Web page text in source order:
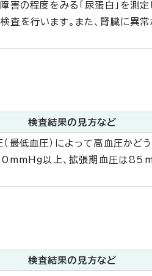
害の程度をみる「尿蛋白」を測
査を行います。また、腎臓に異
検査結果の見方など
最低血圧）によって高血圧かど
以上、拡張期血圧は
検査結果の見方など